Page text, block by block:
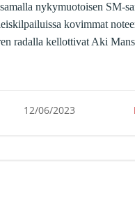
nykymuotoisen SM-
kovimmat
radalla kellottivat Aki
12/06/2023